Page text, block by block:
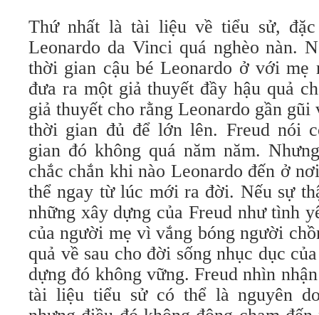
Thứ nhất là tài liệu về tiểu sử,
Leonardo da Vinci quá nghèo nàn.
thời gian cậu bé Leonardo ở với mẹ
đưa ra một giả thuyết đầy hậu quả
giả thuyết cho rằng Leonardo gần
thời gian đủ để lớn lên. Freud nói
gian đó không quá năm năm.
chắc chắn khi nào Leonardo đến ở
thể ngay từ lúc mới ra đời. Nếu sự
những xây dựng của Freud như tình
của người mẹ vì vắng bóng người
quả về sau cho đời sống nhục dục
dựng đó không vững. Freud nhìn
tài liệu tiểu sử có thể là nguyên